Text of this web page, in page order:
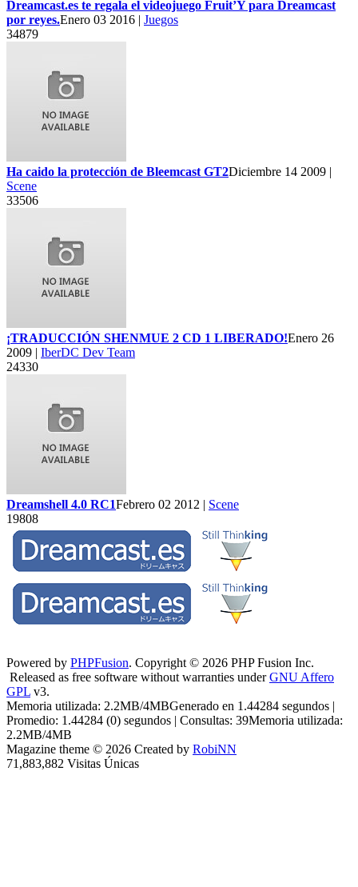
Dreamcast.es te regala el videojuego Fruit’Y para Dreamcast
por reyes.Enero 03 2016 | Juegos
34879
Ha caido la protección de Bleemcast GT2Diciembre 14 2009 |
Scene
33506
¡TRADUCCIÓN SHENMUE 2 CD 1 LIBERADO!Enero 26
2009 | IberDC Dev Team
24330
Dreamshell 4.0 RC1Febrero 02 2012 | Scene
19808
Powered by PHPFusion. Copyright © 2026 PHP Fusion Inc.
Released as free software without warranties underGNU Affero
GPL v3.
Memoria utilizada: 2.2MB/4MBGenerado en 1.44284 segundos |
Promedio: 1.44284 (0) segundos | Consultas: 39Memoria utilizada:
2.2MB/4MB
Magazine theme © 2026 Created by RobiNN
71,883,882 Visitas Únicas